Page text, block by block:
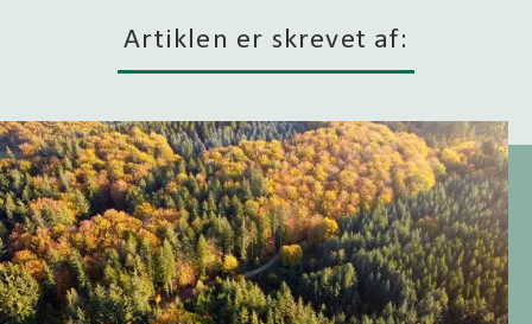
Artiklen er skrevet af: